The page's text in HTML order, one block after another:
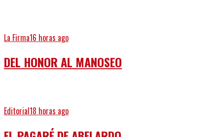
La Firma16 horas ago
DEL HONOR AL MANOSEO
Editorial18 horas ago